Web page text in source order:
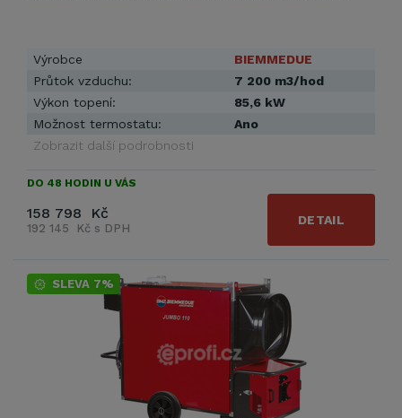
Výrobce
BIEMMEDUE
Průtok vzduchu:
7 200 m3/hod
Výkon topení:
85,6 kW
Možnost termostatu:
Ano
Zobrazit další podrobnosti
DO 48 HODIN U VÁS
158 798 Kč
192 145 Kč s DPH
DETAIL
SLEVA 7%